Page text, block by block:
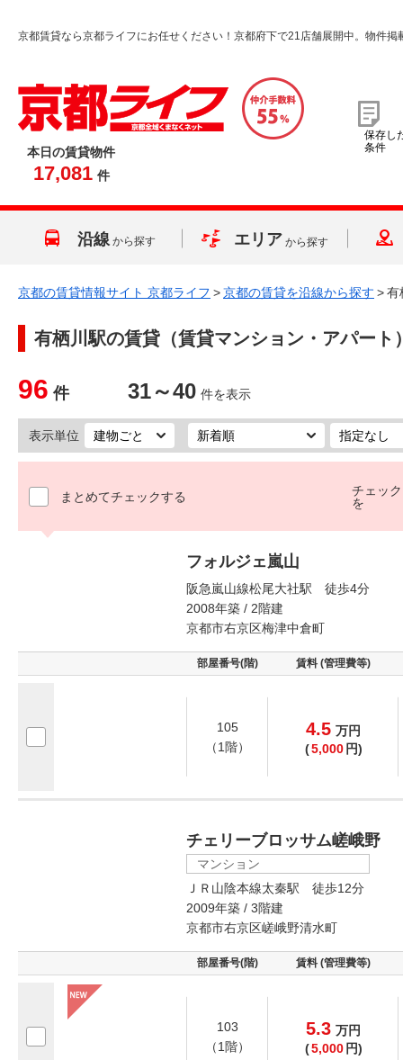
京都賃貸なら京都ライフにお任せください！京都府下で21店舗展開中。物件掲
本日の賃貸物件
17,081 件
保存し
条件
沿線 から探す エリア から探す
京都の賃貸情報サイト 京都ライフ >京都の賃貸を沿線から探す >有
有栖川駅の賃貸（賃貸マンション・アパート
96 件 31～40 件を表示
表示単位
まとめてチェックする
チェッ
を
フォルジェ嵐山
阪急嵐山線松尾大社駅 徒歩4分
2008年築 / 2階建
京都市右京区梅津中倉町
部屋番号(階) 賃料 (管理費等)
105
（1階）
4.5 万円
(5,000 円)
チェリーブロッサム嵯峨野
マンション
ＪＲ山陰本線太秦駅 徒歩12分
2009年築 / 3階建
京都市右京区嵯峨野清水町
部屋番号(階) 賃料 (管理費等)
103
（1階）
5.3 万円
(5,000 円)